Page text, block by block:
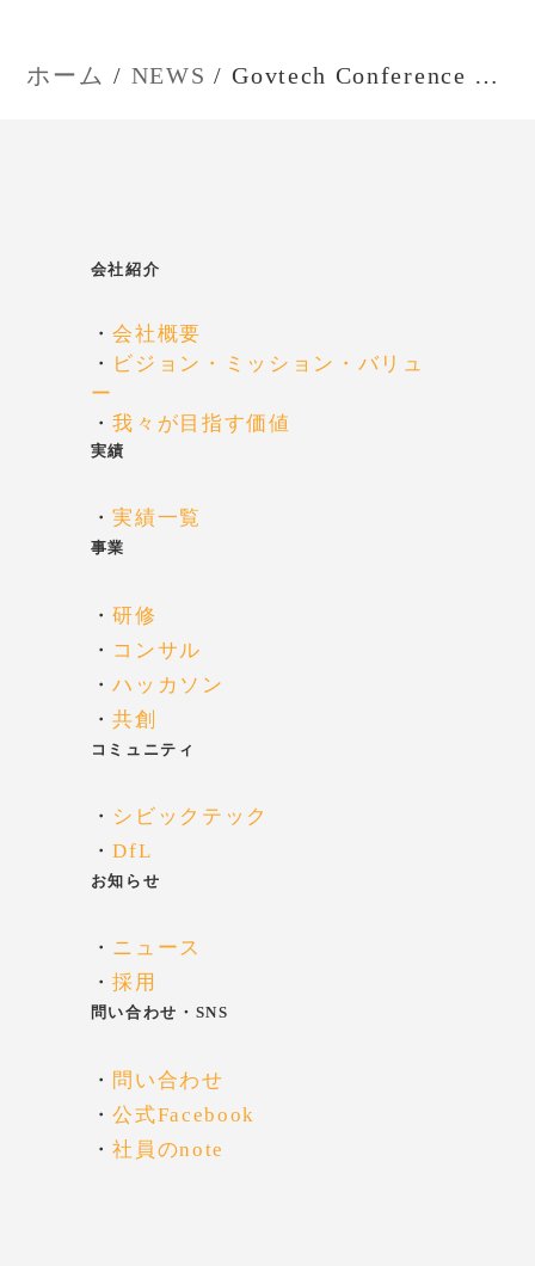
シ
ホーム NEWS Govtech Conference Japan #04
会社紹介
・会社概要
・ ビジョン・ミッション・バリュ
ー
・我々が目指す価値
実績
・実績一覧
事業
・研修
・ コンサル
・ハッカソン
・共創
コミュニティ
・ シビックテック
・DfL
お知らせ
・ ニュース
・採用
問い合わせ・SNS
・ 問い合わせ
・公式Facebook
・社員のnote